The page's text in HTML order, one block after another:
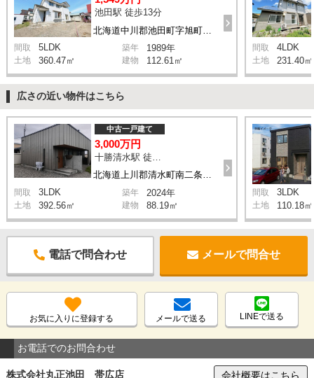
池田駅 徒歩13分
間取 5LDK 築年 1989年
土地 360.47㎡ 建物 112.61㎡
間取 4LDK
土地 231.40㎡
広さの近い物件はこちら
北海道上川郡清水町南二条西6丁目
中古一戸建て
3,000万円
間取 3LDK 築年 2024年
土地 392.56㎡ 建物 88.19㎡
間取 3LDK
土地 110.18㎡
電話で問合わせ メールで問合せ
お気に入りに登録する メールで送る LINEで送る
お電話でのお問合わせ
株式会社丸正池田 帯広店 会社概要はこちら